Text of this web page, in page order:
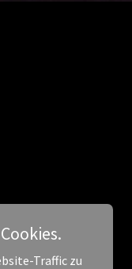
Traffic zu